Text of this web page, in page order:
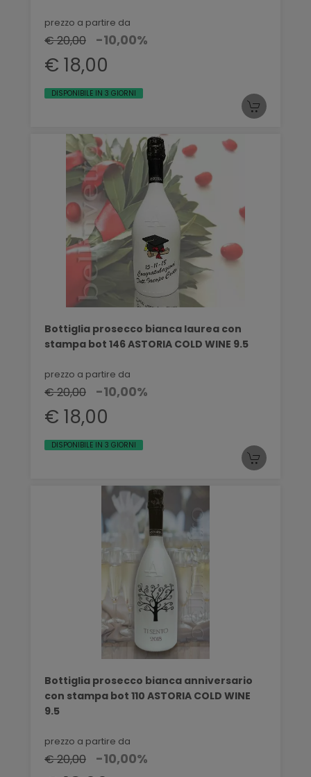
prezzo a partire da
€ 20,00 -10,00%
€ 18,00
DISPONIBILE IN 3 GIORNI
Bottiglia prosecco bianca laurea con
stampa bot 146 ASTORIA COLD WINE 9.5
prezzo a partire da
€ 20,00 -10,00%
€ 18,00
DISPONIBILE IN 3 GIORNI
Bottiglia prosecco bianca anniversario
con stampa bot 110 ASTORIA COLD WINE
9.5
prezzo a partire da
€ 20,00 -10,00%